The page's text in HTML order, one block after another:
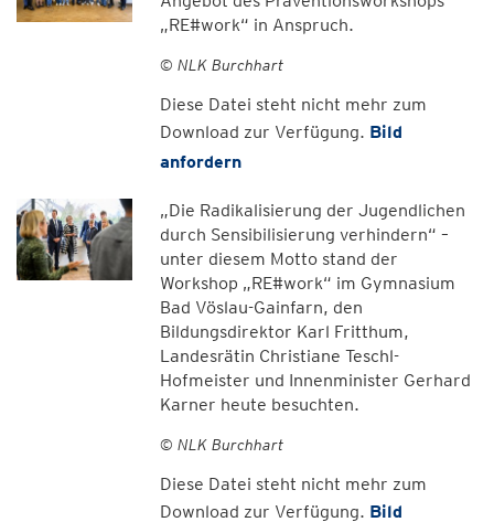
„RE#work“ in Anspruch.
© NLK Burchhart
Diese Datei steht nicht mehr zum
Download zur Verfügung. Bild
anfordern
„Die Radikalisierung der Jugendlichen
durch Sensibilisierung verhindern“ –
unter diesem Motto stand der
Workshop „RE#work“ im Gymnasium
Bad Vöslau-Gainfarn, den
Bildungsdirektor Karl Fritthum,
Landesrätin Christiane Teschl-
Hofmeister und Innenminister Gerhard
Karner heute besuchten.
© NLK Burchhart
Diese Datei steht nicht mehr zum
Download zur Verfügung. Bild